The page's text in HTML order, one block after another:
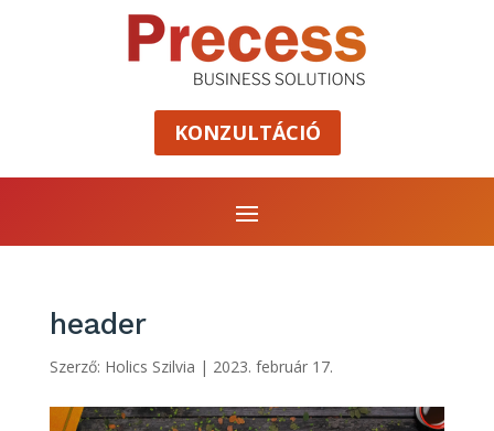
KONZULTÁCIÓ
header
Szerző: Holics Szilvia | 2023. február 17.